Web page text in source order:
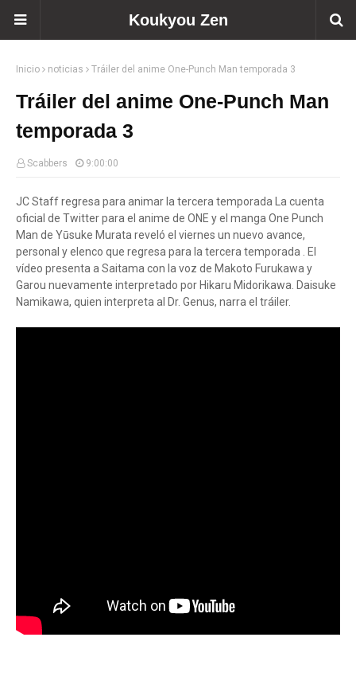
Koukyou Zen
Inicio noticias Tráiler del anime One-Punch Man temporada 3
Tráiler del anime One-Punch Man
temporada 3
Scabbers 9:00:00
JC Staff regresa para animar la tercera temporada La cuenta
oficial de Twitter para el anime de ONE y el manga One Punch
Man de Yūsuke Murata reveló el viernes un nuevo avance,
personal y elenco que regresa para la tercera temporada . El
vídeo presenta a Saitama con la voz de Makoto Furukawa y
Garou nuevamente interpretado por Hikaru Midorikawa. Daisuke
Namikawa, quien interpreta al Dr. Genus, narra el tráiler.